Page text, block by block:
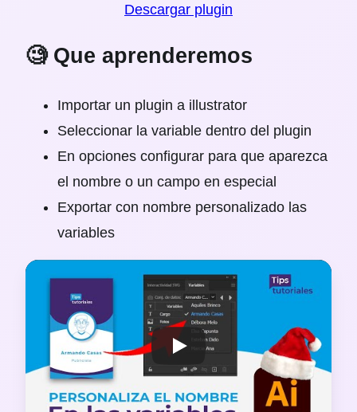
Descargar plugin
🧐 Que aprenderemos
Importar un plugin a illustrator
Seleccionar la variable dentro del plugin
En opciones configurar para que aparezca
el nombre o un campo en especial
Exportar con nombre personalizado las
variables